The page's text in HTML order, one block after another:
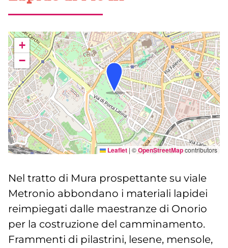
+
−
Leaflet | ©OpenStreetMapcontributors
Nel tratto di Mura prospettante su viale
Metronio abbondano i materiali lapidei
reimpiegati dalle maestranze di Onorio
per la costruzione del camminamento.
Frammenti di pilastrini, lesene, mensole,